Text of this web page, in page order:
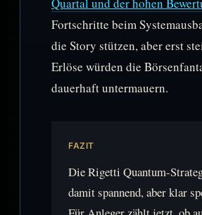
Quartal und der hohen
Fortschritte beim
die Story stützen, aber erst
Erlöse würden die
dauerhaft untermauern.
FAZIT
Die Rigetti Quantum-
damit spannend, aber klar